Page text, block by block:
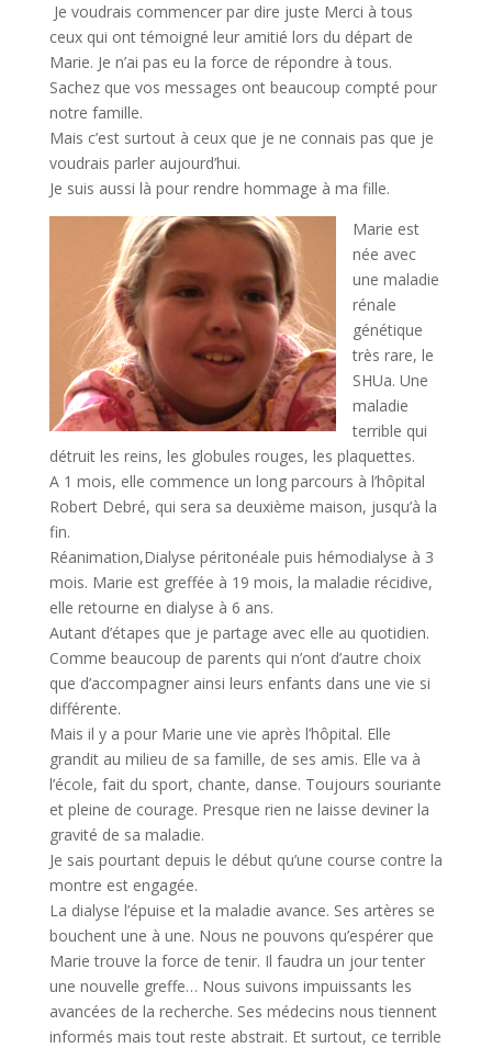
Je voudrais commencer par dire juste Merci à tous
ceux qui ont témoigné leur amitié lors du départ de
Marie. Je n’ai pas eu la force de répondre à tous.
Sachez que vos messages ont beaucoup compté pour
notre famille.
Mais c’est surtout à ceux que je ne connais pas que je
voudrais parler aujourd’hui.
Je suis aussi là pour rendre hommage à ma fille.
Marie est
née avec
une maladie
rénale
génétique
très rare, le
SHUa. Une
maladie
terrible qui
détruit les reins, les globules rouges, les plaquettes.
A 1 mois, elle commence un long parcours à l’hôpital
Robert Debré, qui sera sa deuxième maison, jusqu’à la
fin.
Réanimation,Dialyse péritonéale puis hémodialyse à 3
mois. Marie est greffée à 19 mois, la maladie récidive,
elle retourne en dialyse à 6 ans.
Autant d’étapes que je partage avec elle au quotidien.
Comme beaucoup de parents qui n’ont d’autre choix
que d’accompagner ainsi leurs enfants dans une vie si
différente.
Mais il y a pour Marie une vie après l’hôpital. Elle
grandit au milieu de sa famille, de ses amis. Elle va à
l’école, fait du sport, chante, danse. Toujours souriante
et pleine de courage. Presque rien ne laisse deviner la
gravité de sa maladie.
Je sais pourtant depuis le début qu’une course contre la
montre est engagée.
La dialyse l’épuise et la maladie avance. Ses artères se
bouchent une à une. Nous ne pouvons qu’espérer que
Marie trouve la force de tenir. Il faudra un jour tenter
une nouvelle greffe… Nous suivons impuissants les
avancées de la recherche. Ses médecins nous tiennent
informés mais tout reste abstrait. Et surtout, ce terrible